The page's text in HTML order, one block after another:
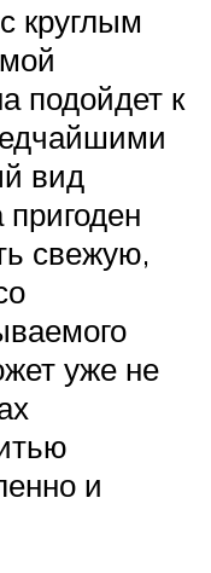
круглым
подойдет к
вид
свежую,
уже не
и